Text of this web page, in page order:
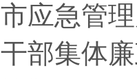
市应急管
干部集体